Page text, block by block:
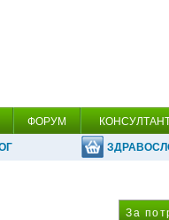
ФОРУМ
За